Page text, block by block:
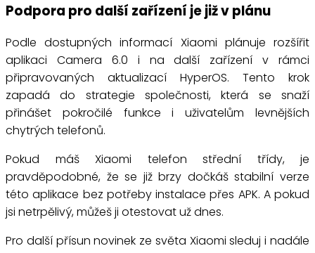
Podpora pro další zařízení je již v plánu
Podle dostupných informací Xiaomi plánuje rozšířit
aplikaci Camera 6.0 i na další zařízení v rámci
připravovaných aktualizací HyperOS. Tento krok
zapadá do strategie společnosti, která se snaží
přinášet pokročilé funkce i uživatelům levnějších
chytrých telefonů.
Pokud máš Xiaomi telefon střední třídy, je
pravděpodobné, že se již brzy dočkáš stabilní verze
této aplikace bez potřeby instalace přes APK. A pokud
jsi netrpělivý, můžeš ji otestovat už dnes.
Pro další přísun novinek ze světa Xiaomi sleduj i nadále